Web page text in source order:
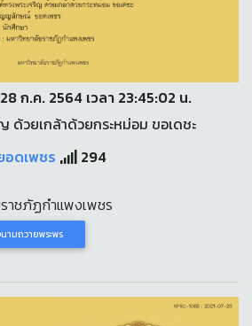
ก.ค. 2564 เวลา 23:45:02 น.
ด้วยเกล้าด้วยกระหม่อม ขอเดชะ
ดเพชร
294
าชภัฏกำแพงเพชร
ามถวายพระพร